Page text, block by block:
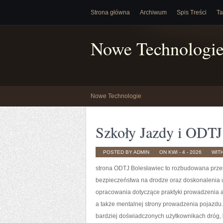
Strona główna Archiwum Spis Treści
Nowe
Nowe Technologie
Szkoły Jazdy i ODTJ
POSTED BY ADMIN ON KWI - 4 - 2026
strona ODTJ Bolesławiec to rozbudowana
bezpieczeństwa na drodze oraz doskonalenia
opracowania dotyczące praktyki prowadzenia
a także mentalnej strony prowadzenia
bardziej doświadczonych użytkownikach